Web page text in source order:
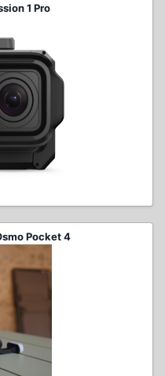
1 Pro
Pocket 4